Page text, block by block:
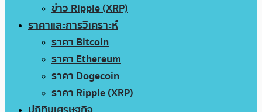
ข่าว Ripple (XRP)
ราคาและการวิเคราะห์
ราคา Bitcoin
ราคา Ethereum
ราคา Dogecoin
ราคา Ripple (XRP)